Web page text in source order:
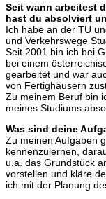
Seit wann arbeitest
hast du absolviert
Ich habe an der TU
und Verkehrswege
Seit 2001 bin ich bei
bei einem
gearbeitet und war
von Fertighäusern
Zu meinem Beruf bin
meines Studiums
Was sind deine
Zu meinen Aufgaben
kennenzulernen,
u.a. das Grundstück
vorstellen und kläre
ich mit der Planung